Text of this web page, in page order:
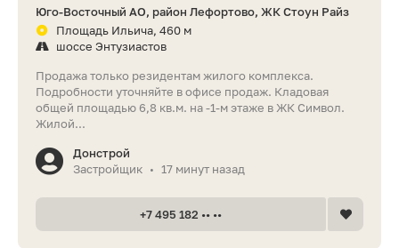
Юго-Восточный АО, район Лефортово, ЖК Стоун Райз
Площадь Ильича, 460 м
шоссе Энтузиастов
Продажа только резидентам жилого комплекса.
Подробности уточняйте в офисе продаж. Кладовая
общей площадью 6,8 кв.м. на -1-м этаже в ЖК Символ.
Жилой...
Донстрой
Застройщик • 17 минут назад
+7 495 182 •• ••